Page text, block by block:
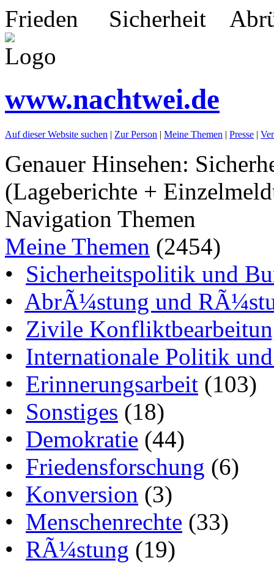
Frieden Sicherheit
www.nachtwei.de
Auf dieser Website suchen | Zur Person | Meine Themen | Presse |
Genauer Hinsehen:
(Lageberichte +
Navigation Themen
Meine Themen (2454)
• Sicherheitspolitik und
• AbrÃ¼stung und
• Zivile
• Internationale Politik
• Erinnerungsarbeit (103)
• Sonstiges (18)
• Demokratie (44)
• Friedensforschung (6)
• Konversion (3)
• Menschenrechte (33)
• RÃ¼stung (19)